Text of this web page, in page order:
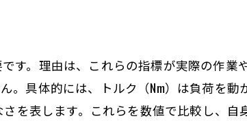
設定の考え方
較
とDCの違い
特徴と使い分け方
す。理由は、これらの指標が実際の作業
。具体的には、トルク（Nm）は負荷を動
を表します。これらを数値で比較し、自